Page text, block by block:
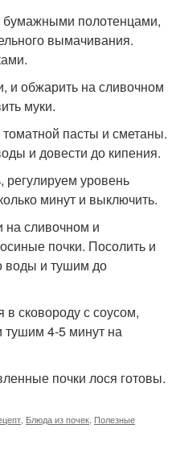
бумажными полотенцами,
вымачивания.
и обжарить на сливочном
муки.
пасты и сметаны.
и довести до кипения.
регулируем уровень
минут и выключить.
на сливочном и
почки. Посолить и
воды и тушим до
сковороду с соусом,
тушим 4-5 минут на
почки лося готовы.
, Блюда из почек, Полезные